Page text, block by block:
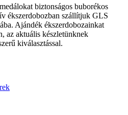
biztonságos buborékos
ékszerdobozban szállítjuk GLS
Ajándék ékszerdobozainkat
az aktuális készletünknek
kiválasztással.